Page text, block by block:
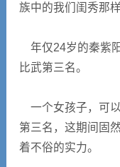
族中的我们闺秀那
年仅24岁的秦紫
比武第三名。
一个女孩子，可
第三名，这期间固
着不俗的实力。